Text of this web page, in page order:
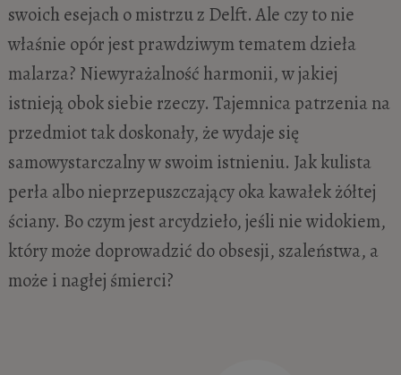
swoich esejach o mistrzu z Delft. Ale czy to nie
właśnie opór jest prawdziwym tematem dzieła
malarza? Niewyrażalność harmonii, w jakiej
istnieją obok siebie rzeczy. Tajemnica patrzenia na
przedmiot tak doskonały, że wydaje się
samowystarczalny w swoim istnieniu. Jak kulista
perła albo nieprzepuszczający oka kawałek żółtej
ściany. Bo czym jest arcydzieło, jeśli nie widokiem,
który może doprowadzić do obsesji, szaleństwa, a
może i nagłej śmierci?